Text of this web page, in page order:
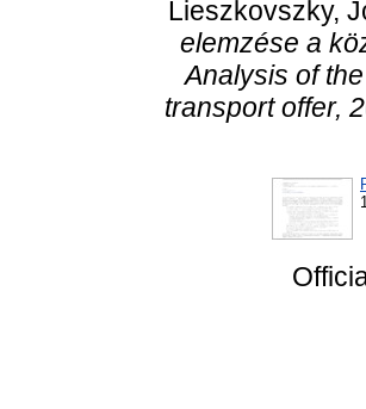
Lieszkovszky,
elemzése a
Analysis of
transport offer,